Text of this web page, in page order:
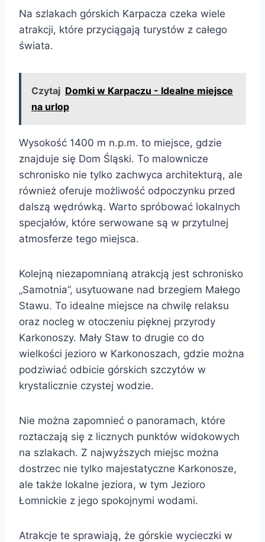
Na szlakach górskich Karpacza czeka wiele
atrakcji, które przyciągają turystów z całego
świata.
Czytaj Domki w Karpaczu - Idealne miejsce
na urlop
Wysokość 1400 m n.p.m. to miejsce, gdzie
znajduje się Dom Śląski. To malownicze
schronisko nie tylko zachwyca architekturą, ale
również oferuje możliwość odpoczynku przed
dalszą wędrówką. Warto spróbować lokalnych
specjałów, które serwowane są w przytulnej
atmosferze tego miejsca.
Kolejną niezapomnianą atrakcją jest schronisko
„Samotnia”, usytuowane nad brzegiem Małego
Stawu. To idealne miejsce na chwilę relaksu
oraz nocleg w otoczeniu pięknej przyrody
Karkonoszy. Mały Staw to drugie co do
wielkości jezioro w Karkonoszach, gdzie można
podziwiać odbicie górskich szczytów w
krystalicznie czystej wodzie.
Nie można zapomnieć o panoramach, które
roztaczają się z licznych punktów widokowych
na szlakach. Z najwyższych miejsc można
dostrzec nie tylko majestatyczne Karkonosze,
ale także lokalne jeziora, w tym Jezioro
Łomnickie z jego spokojnymi wodami.
Atrakcje te sprawiają, że górskie wycieczki w